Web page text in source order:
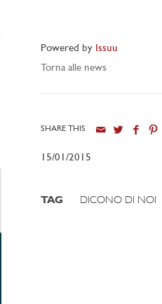
Powered by Issuu
Torna alle news
SHARE THIS
15/01/2015
TAG DICONO DI NOI